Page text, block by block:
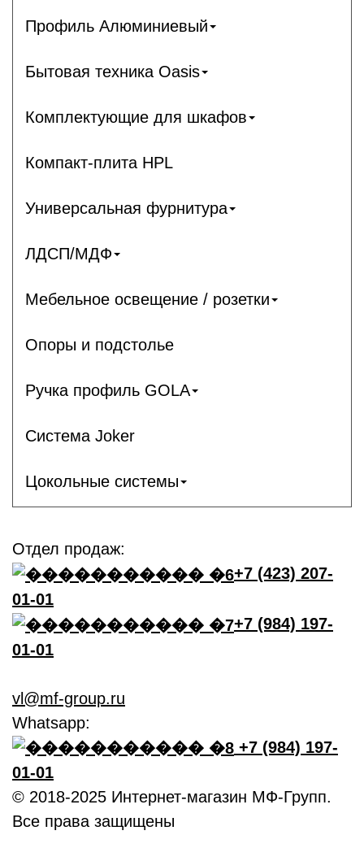
Профиль Алюминиевый
Бытовая техника Oasis
Комплектующие для шкафов
Компакт-плита HPL
Универсальная фурнитура
ЛДСП/МДФ
Мебельное освещение / розетки
Опоры и подстолье
Ручка профиль GOLA
Система Joker
Цокольные системы
Отдел продаж:
+7 (423) 207-
01-01
+7 (984) 197-
01-01
vl@mf-group.ru
Whatsapp:
+7 (984) 197-
01-01
© 2018-2025 Интернет-магазин МФ-Групп.
Все права защищены